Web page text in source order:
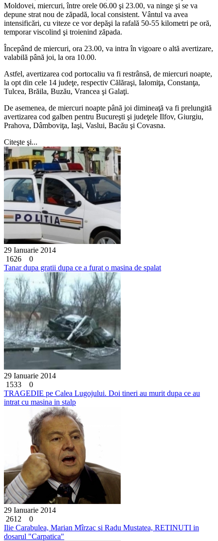
Moldovei, miercuri, între orele 06.00 şi 23.00, va ninge şi se va
depune strat nou de zăpadă, local consistent. Vântul va avea
intensificări, cu viteze ce vor depăşi la rafală 50-55 kilometri pe oră,
temporar viscolind şi troienind zăpada.
Începând de miercuri, ora 23.00, va intra în vigoare o altă avertizare,
valabilă până joi, la ora 10.00.
Astfel, avertizarea cod portocaliu va fi restrânsă, de miercuri noapte,
la opt din cele 14 judeţe, respectiv Călăraşi, Ialomiţa, Constanţa,
Tulcea, Brăila, Buzău, Vrancea şi Galaţi.
De asemenea, de miercuri noapte până joi dimineaţă va fi prelungită
avertizarea cod galben pentru Bucureşti şi judeţele Ilfov, Giurgiu,
Prahova, Dâmboviţa, Iaşi, Vaslui, Bacău şi Covasna.
Citeşte şi...
29 Ianuarie 2014
1626
0
Tanar dupa gratii dupa ce a furat o masina de spalat
29 Ianuarie 2014
1533
0
TRAGEDIE pe Calea Lugojului. Doi tineri au murit dupa ce au
intrat cu masina in stalp
29 Ianuarie 2014
2612
0
Ilie Carabulea, Marian Mîrzac si Radu Mustatea, RETINUTI in
dosarul "Carpatica"